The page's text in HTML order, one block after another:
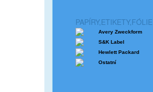
PAPÍRY,ETIKETY,FÓLIE
Avery Zweckform
S&K Label
Hewlett Packard
Ostatní